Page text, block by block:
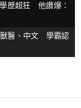
歷超狂 他讚爆：
獸醫、中文 學霸認